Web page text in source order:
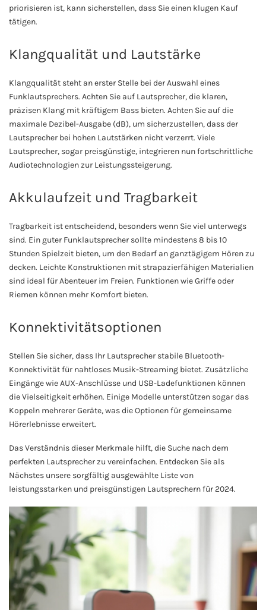
priorisieren ist, kann sicherstellen, dass Sie einen klugen Kauf
tätigen.
Klangqualität und Lautstärke
Klangqualität steht an erster Stelle bei der Auswahl eines
Funklautsprechers. Achten Sie auf Lautsprecher, die klaren,
präzisen Klang mit kräftigem Bass bieten. Achten Sie auf die
maximale Dezibel-Ausgabe (dB), um sicherzustellen, dass der
Lautsprecher bei hohen Lautstärken nicht verzerrt. Viele
Lautsprecher, sogar preisgünstige, integrieren nun fortschrittliche
Audiotechnologien zur Leistungssteigerung.
Akkulaufzeit und Tragbarkeit
Tragbarkeit ist entscheidend, besonders wenn Sie viel unterwegs
sind. Ein guter Funklautsprecher sollte mindestens 8 bis 10
Stunden Spielzeit bieten, um den Bedarf an ganztägigem Hören zu
decken. Leichte Konstruktionen mit strapazierfähigen Materialien
sind ideal für Abenteuer im Freien. Funktionen wie Griffe oder
Riemen können mehr Komfort bieten.
Konnektivitätsoptionen
Stellen Sie sicher, dass Ihr Lautsprecher stabile Bluetooth-
Konnektivität für nahtloses Musik-Streaming bietet. Zusätzliche
Eingänge wie AUX-Anschlüsse und USB-Ladefunktionen können
die Vielseitigkeit erhöhen. Einige Modelle unterstützen sogar das
Koppeln mehrerer Geräte, was die Optionen für gemeinsame
Hörerlebnisse erweitert.
Das Verständnis dieser Merkmale hilft, die Suche nach dem
perfekten Lautsprecher zu vereinfachen. Entdecken Sie als
Nächstes unsere sorgfältig ausgewählte Liste von
leistungsstarken und preisgünstigen Lautsprechern für 2024.